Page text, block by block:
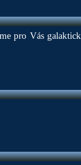
pro Vás